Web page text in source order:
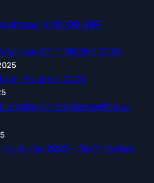
im ODDO BHF
von ZEIT ONLINE 2025
der Museen 2025
am Konzerthaus
Kulturen 2025 – Technischer